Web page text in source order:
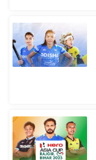
L
2
0
2
इ
म
ई